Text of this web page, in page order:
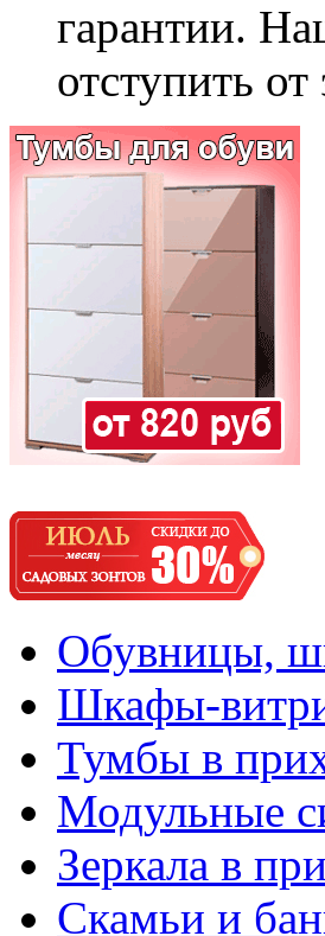
гарантии.
отступить
Обувницы,
Шкафы-
Тумбы в
Модульные
Зеркала в
Скамьи и